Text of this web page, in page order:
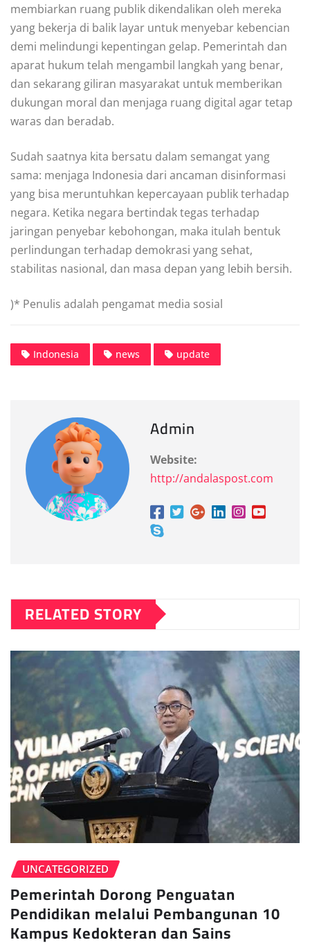
membiarkan ruang publik dikendalikan oleh mereka
yang bekerja di balik layar untuk menyebar kebencian
demi melindungi kepentingan gelap. Pemerintah dan
aparat hukum telah mengambil langkah yang benar,
dan sekarang giliran masyarakat untuk memberikan
dukungan moral dan menjaga ruang digital agar tetap
waras dan beradab.
Sudah saatnya kita bersatu dalam semangat yang
sama: menjaga Indonesia dari ancaman disinformasi
yang bisa meruntuhkan kepercayaan publik terhadap
negara. Ketika negara bertindak tegas terhadap
jaringan penyebar kebohongan, maka itulah bentuk
perlindungan terhadap demokrasi yang sehat,
stabilitas nasional, dan masa depan yang lebih bersih.
)* Penulis adalah pengamat media sosial
Indonesia news update
Admin
Website:
http://andalaspost.com
RELATED STORY
UNCATEGORIZED
Pemerintah Dorong Penguatan
Pendidikan melalui Pembangunan 10
Kampus Kedokteran dan Sains